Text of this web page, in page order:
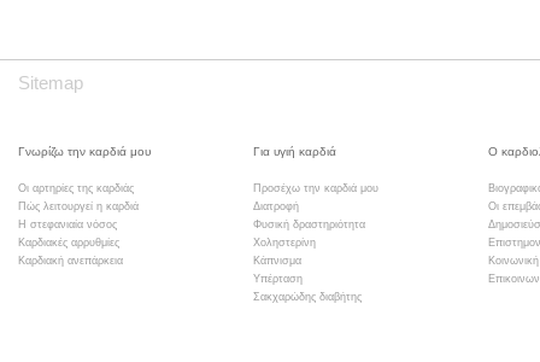
Sitemap
Γνωρίζω την καρδιά μου
Οι αρτηρίες της καρδιάς
Πώς λειτουργεί η καρδιά
Η στεφανιαία νόσος
Καρδιακές αρρυθμίες
Καρδιακή ανεπάρκεια
Για υγιή καρδιά
Προσέχω την καρδιά μου
Διατροφή
Φυσική δραστηριότητα
Χοληστερίνη
Κάπνισμα
Υπέρταση
Σακχαρώδης διαβήτης
Ο
Οι